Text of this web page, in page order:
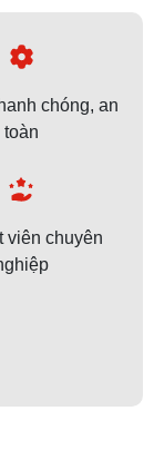
chóng, an
toàn
viên chuyên